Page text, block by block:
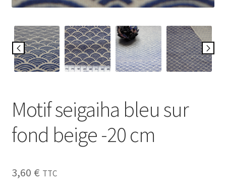
Track your order
#6710 (pas de titre)
Blog
CGV
Livraison
Motif seigaiha bleu sur
fond beige -20 cm
3,60 € TTC